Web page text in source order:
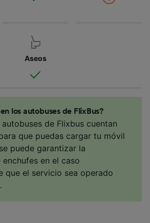
Aseos
los autobuses de FlixBus?
de Flixbus cuentan
que puedas cargar tu móvil
puede garantizar la
en el caso
que el servicio sea operado